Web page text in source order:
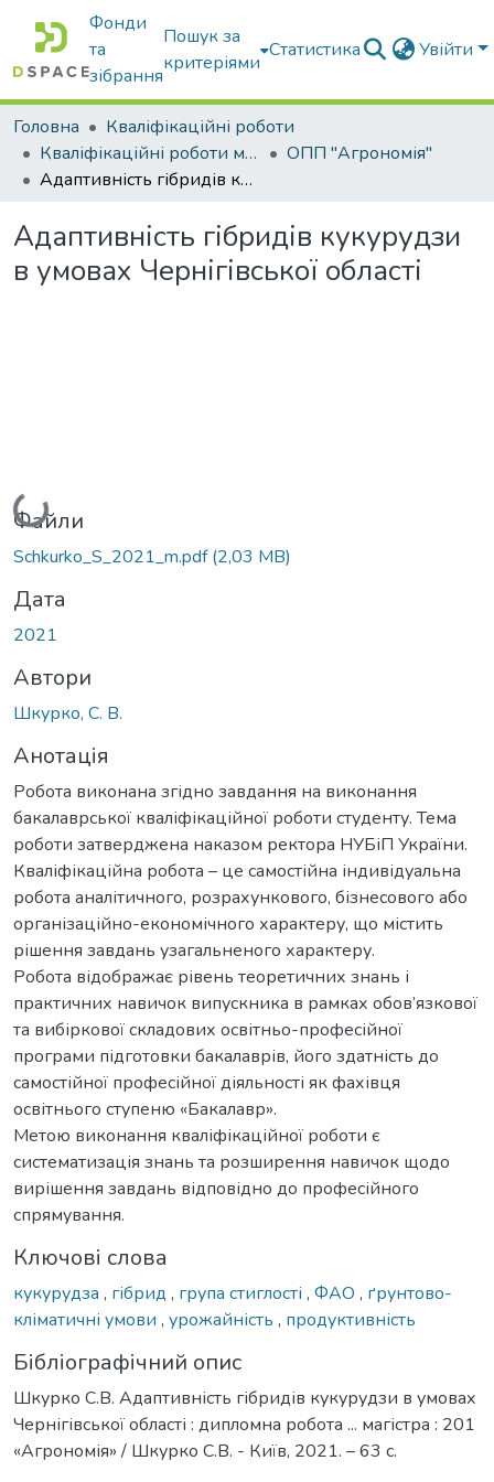
Фонди
та
зібрання
Пошук за
критеріями
Статистика Увійти
Головна
Кваліфікаційні роботи
Кваліфікаційні роботи магістрів
ОПП "Агрономія"
Адаптивність гібридів кукурудзи в умовах Чернігівської області
Адаптивність гібридів кукурудзи
в умовах Чернігівської області
Вантажиться...
Файли
Schkurko_S_2021_m.pdf(2,03 MB)
Дата
2021
Автори
Шкурко, С. В.
Анотація
Робота виконана згідно завдання на виконання
бакалаврської кваліфікаційної роботи студенту. Тема
роботи затверджена наказом ректора НУБіП України.
Кваліфікаційна робота – це самостійна індивідуальна
робота аналітичного, розрахункового, бізнесового або
організаційно-економічного характеру, що містить
рішення завдань узагальненого характеру.
Робота відображає рівень теоретичних знань і
практичних навичок випускника в рамках обов’язкової
та вибіркової складових освітньо-професійної
програми підготовки бакалаврів, його здатність до
самостійної професійної діяльності як фахівця
освітнього ступеню «Бакалавр».
Метою виконання кваліфікаційної роботи є
систематизація знань та розширення навичок щодо
вирішення завдань відповідно до професійного
спрямування.
Ключові слова
кукурудза , гібрид , група стиглості , ФАО , ґрунтово-
кліматичні умови , урожайність , продуктивність
Бібліографічний опис
Шкурко С.В. Адаптивність гібридів кукурудзи в умовах
Чернігівської області : дипломна робота ... магістра : 201
«Агрономія» / Шкурко С.В. - Київ, 2021. – 63 с.